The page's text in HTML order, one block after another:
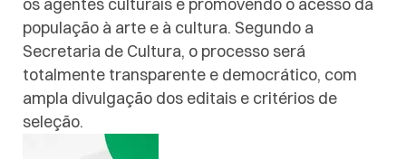
população à arte e à cultura. Segundo a
Secretaria de Cultura, o processo será
totalmente transparente e democrático, com
ampla divulgação dos editais e critérios de
seleção.